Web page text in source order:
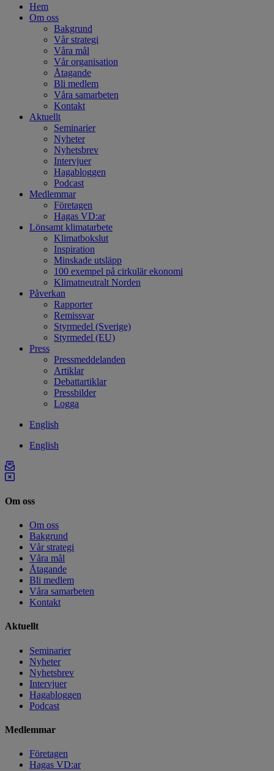
Hem
Om oss
Bakgrund
Vår strategi
Våra mål
Vår organisation
Åtagande
Bli medlem
Våra samarbeten
Kontakt
Aktuellt
Seminarier
Nyheter
Nyhetsbrev
Intervjuer
Hagabloggen
Podcast
Medlemmar
Företagen
Hagas VD:ar
Lönsamt klimatarbete
Klimatbokslut
Inspiration
Minskade utsläpp
100 exempel på cirkulär ekonomi
Klimatneutralt Norden
Påverkan
Rapporter
Remissvar
Styrmedel (Sverige)
Styrmedel (EU)
Press
Pressmeddelanden
Artiklar
Debattartiklar
Pressbilder
Logga
English
English
Om oss
Om oss
Bakgrund
Vår strategi
Våra mål
Åtagande
Bli medlem
Våra samarbeten
Kontakt
Aktuellt
Seminarier
Nyheter
Nyhetsbrev
Intervjuer
Hagabloggen
Podcast
Medlemmar
Företagen
Hagas VD:ar